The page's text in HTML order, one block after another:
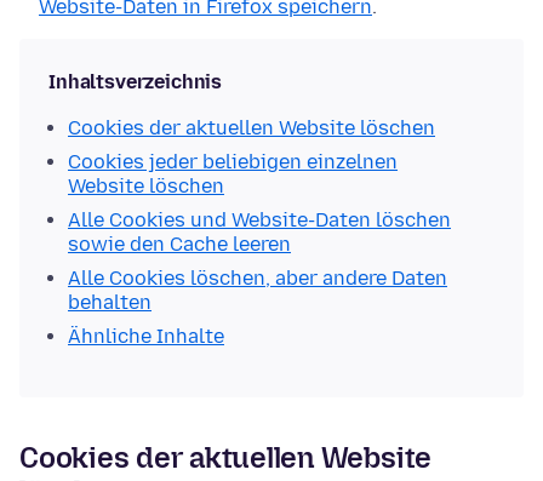
Website-Daten in Firefox speichern.
Inhaltsverzeichnis
Cookies der aktuellen Website löschen
Cookies jeder beliebigen einzelnen
Website löschen
Alle Cookies und Website-Daten löschen
sowie den Cache leeren
Alle Cookies löschen, aber andere Daten
behalten
Ähnliche Inhalte
Cookies der aktuellen Website